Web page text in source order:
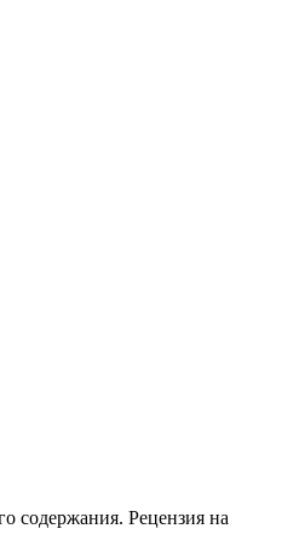
содержания. Рецензия на